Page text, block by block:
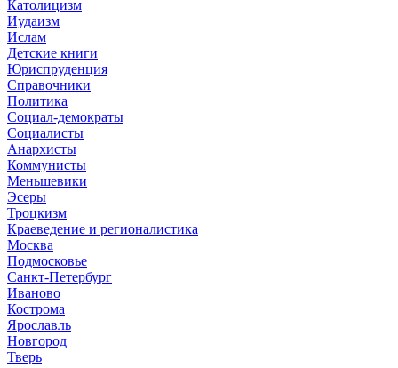
Католицизм
Иудаизм
Ислам
Детские книги
Юриспруденция
Справочники
Политика
Социал-демократы
Социалисты
Анархисты
Коммунисты
Меньшевики
Эсеры
Троцкизм
Краеведение и регионалистика
Москва
Подмосковье
Санкт-Петербург
Иваново
Кострома
Ярославль
Новгород
Тверь